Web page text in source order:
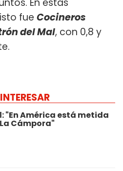
En estas
fue Cocineros
del Mal, con 0,8 y
"En América está metida
Cámpora"